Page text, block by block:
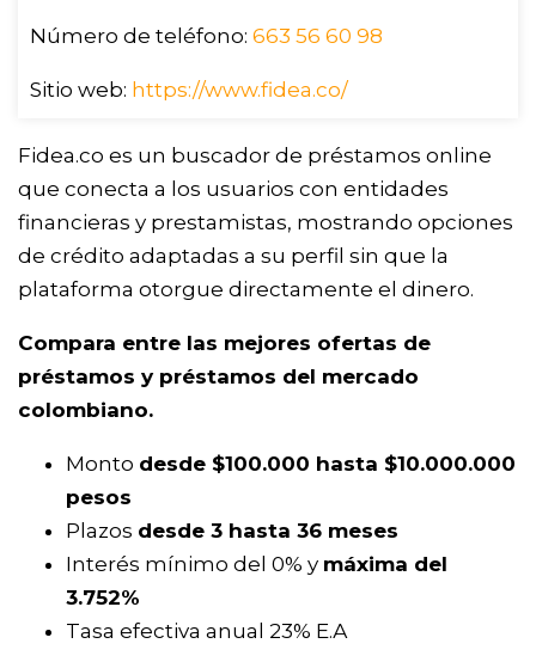
Número de teléfono: 663 56 60 98
Sitio web: https://www.fidea.co/
Fidea.co es un buscador de préstamos online
que conecta a los usuarios con entidades
financieras y prestamistas, mostrando opciones
de crédito adaptadas a su perfil sin que la
plataforma otorgue directamente el dinero.
Compara entre las mejores ofertas de
préstamos y préstamos del mercado
colombiano.
Monto desde $100.000 hasta $10.000.000
pesos
Plazos desde 3 hasta 36 meses
Interés mínimo del 0% y máxima del
3.752%
Tasa efectiva anual 23% Е.А